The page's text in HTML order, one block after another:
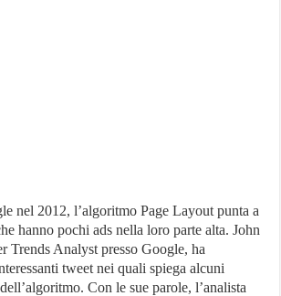
nel 2012, l’algoritmo Page Layout punta a
hanno pochi ads nella loro parte alta. John
Trends Analyst presso Google, ha
tweet nei quali spiega alcuni
Con le sue parole, l’analista